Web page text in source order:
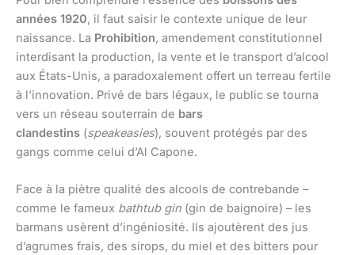
années 1920, il faut saisir le contexte unique de leur
naissance. La Prohibition, amendement constitutionnel
interdisant la production, la vente et le transport d’alcool
aux États-Unis, a paradoxalement offert un terreau fertile
à l’innovation. Privé de bars légaux, le public se tourna
vers un réseau souterrain de bars
clandestins (speakeasies), souvent protégés par des
gangs comme celui d’Al Capone.
Face à la piètre qualité des alcools de contrebande –
comme le fameux bathtub gin (gin de baignoire) – les
barmans usèrent d’ingéniosité. Ils ajoutèrent des jus
d’agrumes frais, des sirops, du miel et des bitters pour